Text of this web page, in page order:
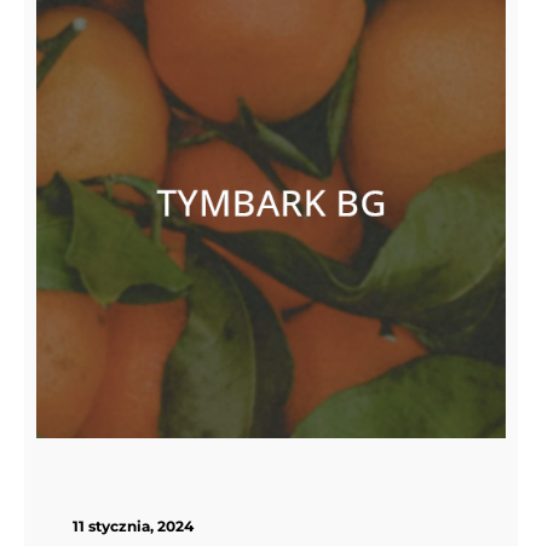
11 stycznia, 2024